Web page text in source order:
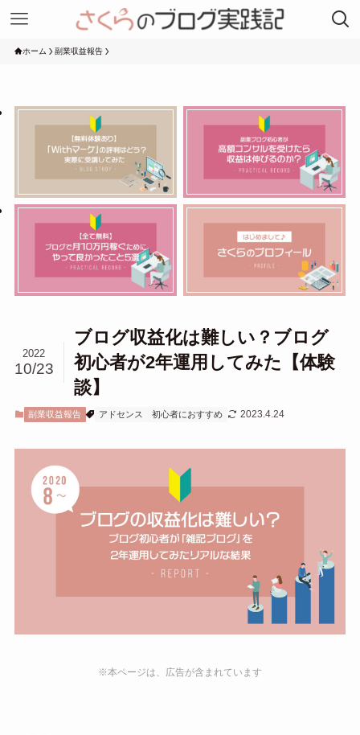
ホーム 副業収益報告
ブログ収益化は難しい？ブログ
初心者が2年運用してみた【体験
談】
2022
10/23
副業収益報告 アドセンス 初心者におすすめ 2023.4.24
※本ページは、広告が含まれています